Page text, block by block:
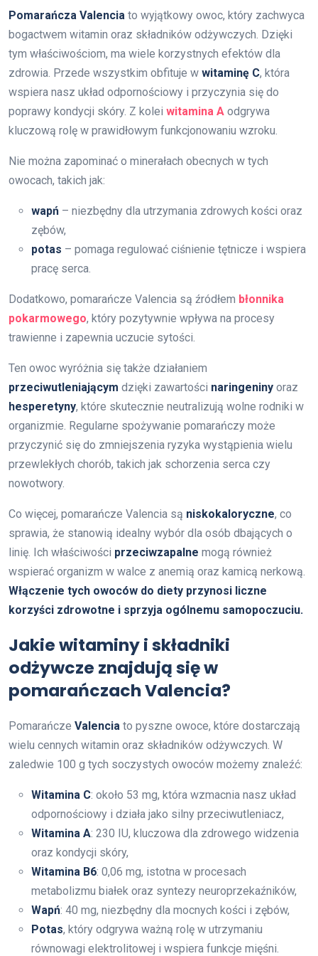
Pomarańcza Valencia to wyjątkowy owoc, który zachwyca
bogactwem witamin oraz składników odżywczych. Dzięki
tym właściwościom, ma wiele korzystnych efektów dla
zdrowia. Przede wszystkim obfituje w witaminę C, która
wspiera nasz układ odpornościowy i przyczynia się do
poprawy kondycji skóry. Z kolei witamina A odgrywa
kluczową rolę w prawidłowym funkcjonowaniu wzroku.
Nie można zapominać o minerałach obecnych w tych
owocach, takich jak:
wapń – niezbędny dla utrzymania zdrowych kości oraz
zębów,
potas – pomaga regulować ciśnienie tętnicze i wspiera
pracę serca.
Dodatkowo, pomarańcze Valencia są źródłem błonnika
pokarmowego, który pozytywnie wpływa na procesy
trawienne i zapewnia uczucie sytości.
Ten owoc wyróżnia się także działaniem
przeciwutleniającym dzięki zawartości naringeniny oraz
hesperetyny, które skutecznie neutralizują wolne rodniki w
organizmie. Regularne spożywanie pomarańczy może
przyczynić się do zmniejszenia ryzyka wystąpienia wielu
przewlekłych chorób, takich jak schorzenia serca czy
nowotwory.
Co więcej, pomarańcze Valencia są niskokaloryczne, co
sprawia, że stanowią idealny wybór dla osób dbających o
linię. Ich właściwości przeciwzapalne mogą również
wspierać organizm w walce z anemią oraz kamicą nerkową.
Włączenie tych owoców do diety przynosi liczne
korzyści zdrowotne i sprzyja ogólnemu samopoczuciu.
Jakie witaminy i składniki
odżywcze znajdują się w
pomarańczach Valencia?
Pomarańcze Valencia to pyszne owoce, które dostarczają
wielu cennych witamin oraz składników odżywczych. W
zaledwie 100 g tych soczystych owoców możemy znaleźć:
Witamina C: około 53 mg, która wzmacnia nasz układ
odpornościowy i działa jako silny przeciwutleniacz,
Witamina A: 230 IU, kluczowa dla zdrowego widzenia
oraz kondycji skóry,
Witamina B6: 0,06 mg, istotna w procesach
metabolizmu białek oraz syntezy neuroprzekaźników,
Wapń: 40 mg, niezbędny dla mocnych kości i zębów,
Potas, który odgrywa ważną rolę w utrzymaniu
równowagi elektrolitowej i wspiera funkcje mięśni.